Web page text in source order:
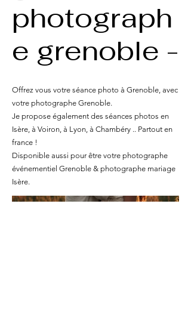
photograph
e grenoble -
Offrez vous votre séance photo à Grenoble, avec
votre photographe Grenoble.
Je propose également des séances photos en
Isère, à Voiron, à Lyon, à Chambéry .. Partout en
france !
Disponible aussi pour être votre photographe
événementiel Grenoble & photographe mariage
Isère.